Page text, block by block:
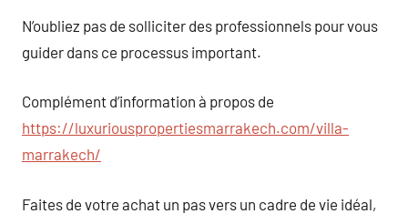
N’oubliez pas de solliciter des professionnels pour vous
guider dans ce processus important.
Complément d’information à propos de
https://luxuriouspropertiesmarrakech.com/villa-
marrakech/
Faites de votre achat un pas vers un cadre de vie idéal,